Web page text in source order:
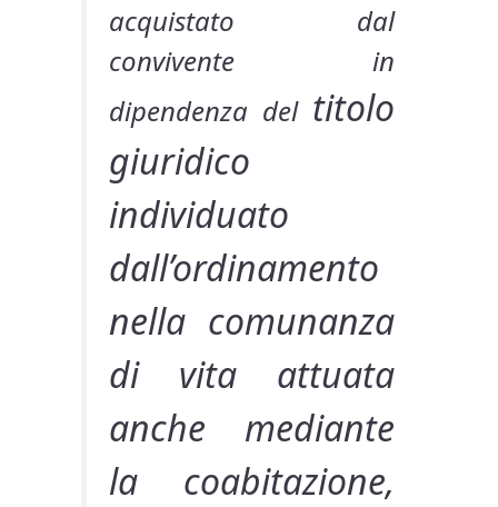
acquistato dal
convivente in
dipendenza del titolo
giuridico
individuato
dall’ordinamento
nella comunanza
di vita attuata
anche mediante
la coabitazione,